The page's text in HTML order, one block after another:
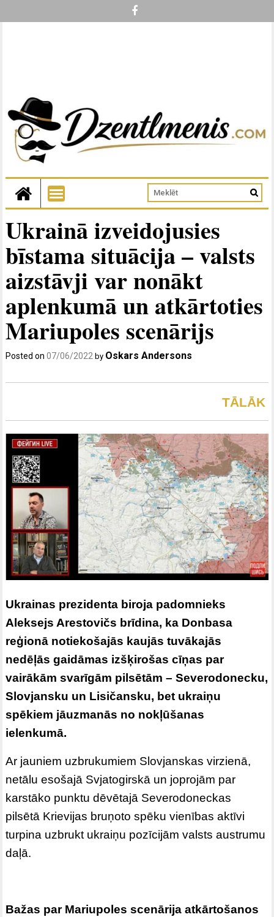
Ukrainā izveidojusies
bīstama situācija – valsts
aizstāvji var nonākt
aplenkumā un atkārtoties
Mariupoles scenārijs
Posted on07/06/2022 by Oskars Andersons
TĀLĀK
Ukrainas prezidenta biroja padomnieks
Aleksejs Arestovičs brīdina, ka Donbasa
reģionā notiekošajās kaujās tuvākajās
nedēļās gaidāmas izšķirošas cīņas par
vairākām svarīgām pilsētām – Severodonecku,
Slovjansku un Lisičansku, bet ukraiņu
spēkiem jāuzmanās no nokļūšanas
ielenkumā.
Ar jauniem uzbrukumiem Slovjanskas virzienā,
netālu esošajā Svjatogirskā un joprojām par
karstāko punktu dēvētajā Severodoneckas
pilsētā Krievijas bruņoto spēku vienības aktīvi
turpina uzbrukt ukraiņu pozīcijām valsts austrumu
daļā.
Bažas par Mariupoles scenārija atkārtošanos